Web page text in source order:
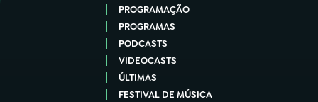
PROGRAMAÇÃO
PROGRAMAS
PODCASTS
VIDEOCASTS
ÚLTIMAS
FESTIVAL DE MÚSICA